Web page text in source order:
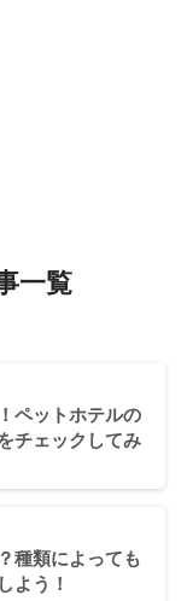
一覧
ペットホテルの
チェックしてみ
種類によっても
よう！